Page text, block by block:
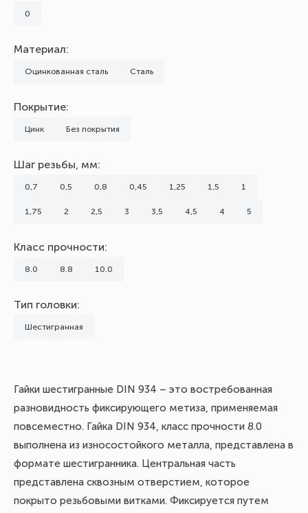
0
Материал:
Оцинкованная сталь Сталь
Покрытие:
Цинк Без покрытия
Шаг резьбы, мм:
0,7 0,5 0,8 0,45 1,25 1,5 1
1,75 2 2,5 3 3,5 4,5 4 5
Класс прочности:
8.0 8.8 10.0
Тип головки:
Шестигранная
Гайки шестигранные DIN 934 – это востребованная
разновидность фиксирующего метиза, применяемая
повсеместно. Гайка DIN 934, класс прочности 8.0
выполнена из износостойкого металла, представлена в
формате шестигранника. Центральная часть
представлена сквозным отверстием, которое
покрыто резьбовыми витками. Фиксируется путем